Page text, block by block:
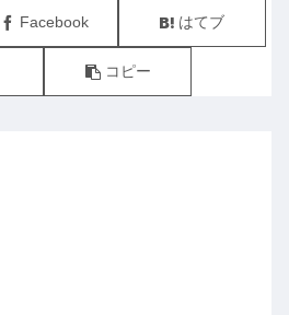
Facebook はてブ
コピー